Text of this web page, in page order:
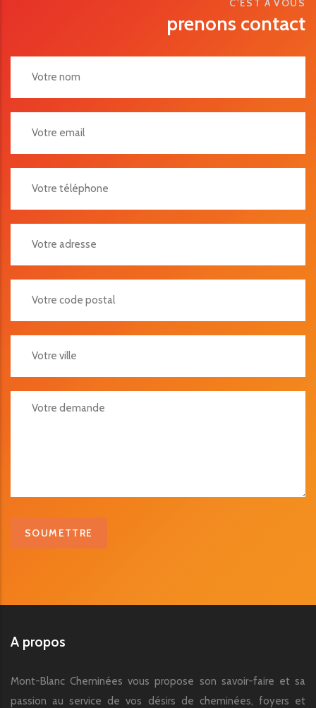
C'EST À VOUS
prenons contact
Votre Demande
A propos
Mont-Blanc Cheminées vous propose son savoir-faire et sa
passion au service de vos désirs de cheminées, foyers et